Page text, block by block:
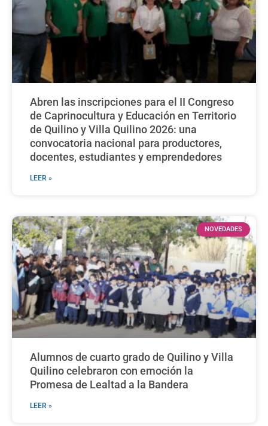
Abren las inscripciones para el II Congreso
de Caprinocultura y Educación en Territorio
de Quilino y Villa Quilino 2026: una
convocatoria nacional para productores,
docentes, estudiantes y emprendedores
LEER »
NOVEDADES
Alumnos de cuarto grado de Quilino y Villa
Quilino celebraron con emoción la
Promesa de Lealtad a la Bandera
LEER »